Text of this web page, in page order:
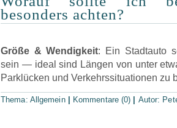
besonders achten?
Größe & Wendigkeit: Ein Stadtauto
sein — ideal sind Längen von unter
Parklücken und Verkehrssituationen zu
Thema: Allgemein Kommentare (0) Autor: